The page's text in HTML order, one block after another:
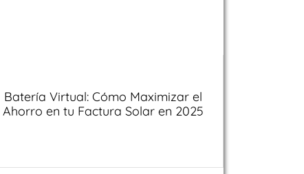
Batería Virtual: Cómo Maximizar el
Ahorro en tu Factura Solar en 2025